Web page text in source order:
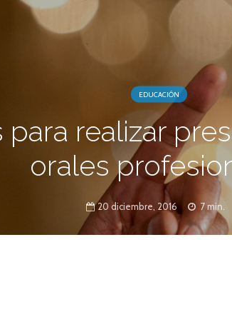
EDUCACIÓN
para realizar
orales
20 diciembre, 2016 7 min.